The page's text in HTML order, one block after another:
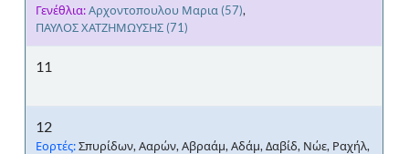
Γενέθλια:Αρχοντοπουλου Μαρια (57),
ΠΑΥΛΟΣ ΧΑΤΖΗΜΩΥΣΗΣ (71)
11
12
Εορτές:Σπυρίδων, Ααρών, Αβραάμ, Αδάμ, Δαβίδ, Νώε, Ραχήλ,